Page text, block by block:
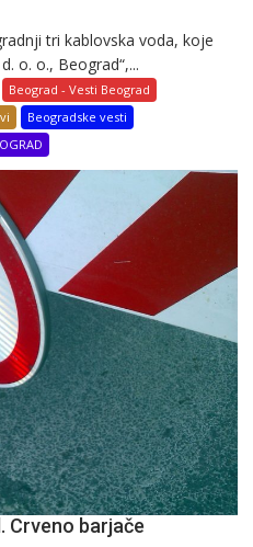
tri kablovska voda, koje
o. o., Beograd“,...
Beograd - Vesti Beograd
Beogradske vesti
Crveno barjače